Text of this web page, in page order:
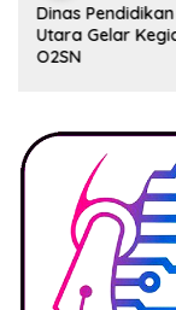
Dinas
Utara Gelar
O2SN